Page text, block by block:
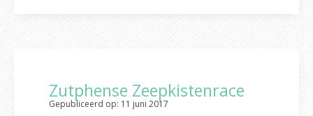
Zutphense Zeepkistenrace
Gepubliceerd op: 11 juni 2017